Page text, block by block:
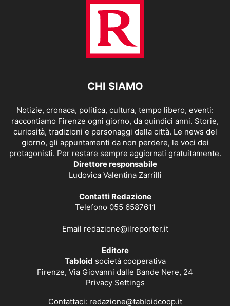
CHI SIAMO
Notizie, cronaca, politica, cultura, tempo libero, eventi:
raccontiamo Firenze ogni giorno, da quindici anni. Storie,
curiosità, tradizioni e personaggi della città. Le news del
giorno, gli appuntamenti da non perdere, le voci dei
protagonisti. Per restare sempre aggiornati gratuitamente.
Direttore responsabile
Ludovica Valentina Zarrilli
Contatti Redazione
Telefono 055 6587611
Email redazione@ilreporter.it
Editore
Tabloid società cooperativa
Firenze, Via Giovanni dalle Bande Nere, 24
Privacy Settings
Contattaci: redazione@tabloidcoop.it